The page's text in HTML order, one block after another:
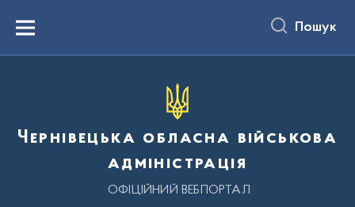
вмістуMenu Пошук
Чернівецька обласна військова
адміністрація
ОФІЦІЙНИЙ ВЕБПОРТАЛ